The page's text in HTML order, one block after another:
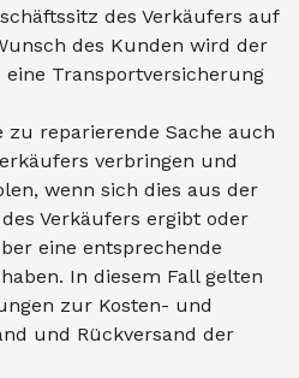
des Verkäufers auf
des Kunden wird der
Transportversicherung
zu reparierende Sache auch
verbringen und
wenn sich dies aus der
Verkäufers ergibt oder
eine entsprechende
In diesem Fall gelten
zur Kosten- und
und Rückversand der